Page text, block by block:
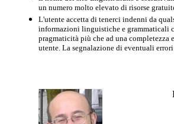
un numero molto elevato di risorse
L'utente accetta di tenerci indenni da
informazioni linguistiche e grammaticali
pragmaticità più che ad una completezza
utente. La segnalazione di eventuali errori